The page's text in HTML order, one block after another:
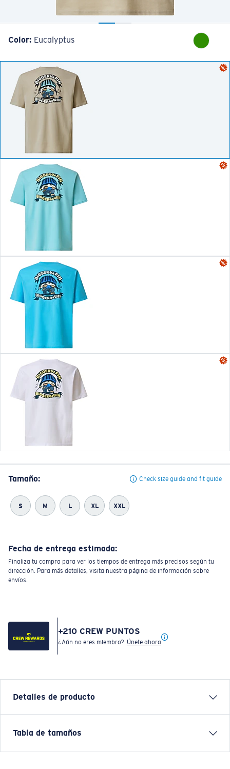
Color: Eucalyptus
Tamaño: Check size guide and fit guide
S M L XL XXL
Fecha de entrega estimada:
Finaliza tu compra para ver los tiempos de entrega más precisos según tu
dirección. Para más detalles, visita nuestra página de información sobre
envíos.
+210 CREW PUNTOS
¿Aún no eres miembro? Únete ahora
Detalles de producto
Inspired by water and fueled by adventure, Costa T-
Tabla de tamaños